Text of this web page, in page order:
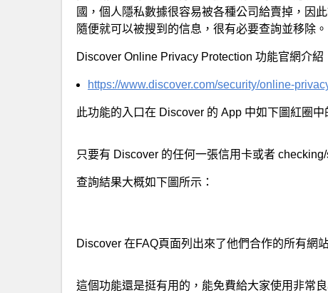
國，個人隱私數據很容易被各種公司給賣掉，因
隨便就可以被搜到的信息，很有必要查詢並移除。
Discover Online Privacy Protection 功能官網介紹
https://www.discover.com/security/online-
此功能的入口在 Discover 的 App 中如下圖紅圈
只要有 Discover 的任何一張信用卡或者
查詢結果大概如下圖所示：
Discover 在FAQ頁面列出來了他們合作的所有網
這個功能還是挺有用的，能免費給大家使用非常